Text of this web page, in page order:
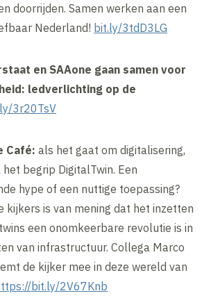
doorrijden. Samen werken aan een
Nederland! bit.ly/3tdD3LG
en SAAone gaan samen voor
ledverlichting op de
3r20TsV
Café:als het gaat om digitalisering,
begrip DigitalTwin. Een
hype of een nuttige toepassing?
kijkers is van mening dat het inzetten
een onomkeerbare revolutie is in
van infrastructuur. Collega Marco
de kijker mee in deze wereld van
bit.ly/2V67Knb